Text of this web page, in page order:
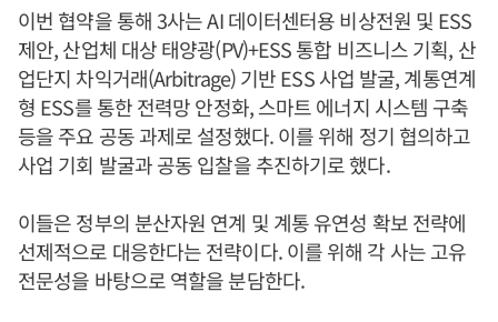
이번 협약을 통해 3사는 AI 데이터센터용 비상전원 및 ESS
제안, 산업체 대상 태양광(PV)+ESS 통합 비즈니스 기획, 산
업단지 차익거래(Arbitrage) 기반 ESS 사업 발굴, 계통연계
형 ESS를 통한 전력망 안정화, 스마트 에너지 시스템 구축
등을 주요 공동 과제로 설정했다. 이를 위해 정기 협의하고
사업 기회 발굴과 공동 입찰을 추진하기로 했다.
이들은 정부의 분산자원 연계 및 계통 유연성 확보 전략에
선제적으로 대응한다는 전략이다. 이를 위해 각 사는 고유
전문성을 바탕으로 역할을 분담한다.